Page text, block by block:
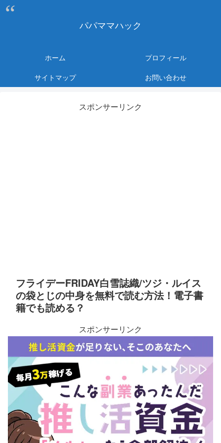
パパママハック
ホーム
プロフィール
サイトマップ
お問い合わせ
スポンサーリンク
フライデーFRIDAY白雪誌織/ツジ・ルイス
の袋とじの中身を無料で読む方法！電子書
籍でも読める？
スポンサーリンク